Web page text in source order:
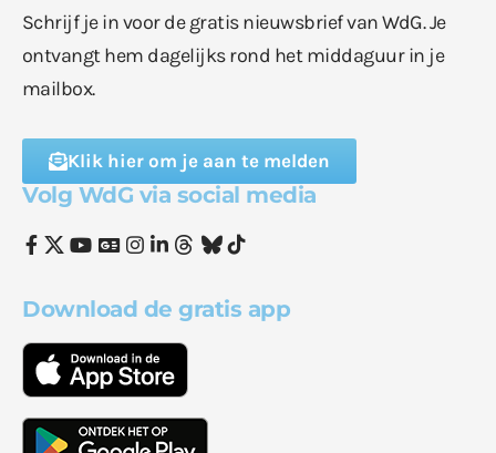
Schrijf je in voor de gratis nieuwsbrief van WdG. Je
ontvangt hem dagelijks rond het middaguur in je
mailbox.
Klik hier om je aan te melden
Volg WdG via social media
Download de gratis app